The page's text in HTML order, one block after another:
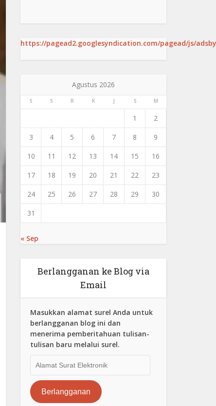
https://pagead2.googlesyndication.com/pagead/js/
Agustus 2026
S S R K J S M
1 2
3 4 5 6 7 8 9
10 11 12 13 14 15 16
17 18 19 20 21 22 23
24 25 26 27 28 29 30
31
« Sep
Berlangganan ke Blog via
Email
Masukkan alamat surel Anda untuk
berlangganan blog ini dan
menerima pemberitahuan tulisan-
tulisan baru melalui surel.
Surat
Elektronik
Berlangganan